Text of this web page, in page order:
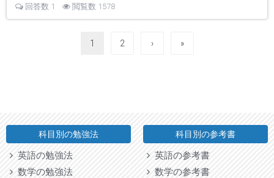
回答数 1 閲覧数 1578
1 2 › »
科目別の勉強法
英語の勉強法
数学の勉強法
科目別の参考書
英語の参考書
数学の参考書